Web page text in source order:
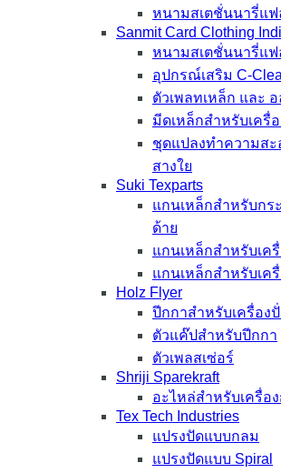
หนามสเตชั่นนารี่แ
Sanmit Card Clothing
หนามสเตชั่นนารี่แ
อุปกรณ์เสริม C-
ตัวเพลทเหล็ก และ
มีดเหล็กสำหรับเครื่อ
ชุดแปลงทำความสะ
สางใย
Suki Texparts
แกนเหล็กสำหรับกร
ด้าย
แกนเหล็กสำหรับเค
แกนเหล็กสำหรับเค
Holz Flyer
ปีกกาสำหรับเครื่อง
ตัวแค๊ปสำหรับปีกกา
ตัวเพลสเซ่อร์
Shriji Sparekraft
อะไหล่สำหรับเครื่อ
Tex Tech Industries
แปรงปัดแบบกลม
แปรงปัดแบบ Spiral